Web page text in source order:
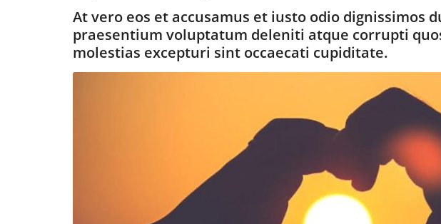
At vero eos et accusamus et iusto odio dignissimos
praesentium voluptatum deleniti atque corrupti
molestias excepturi sint occaecati cupiditate.